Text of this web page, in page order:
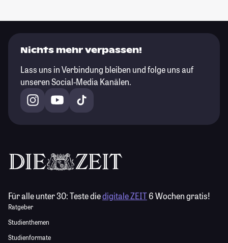
Nichts mehr verpassen!
Lass uns in Verbindung bleiben und folge uns auf
unseren Social-Media Kanälen.
Für alle unter 30:Teste diedigitale ZEIT6 Wochen gratis!
Ratgeber
Studienthemen
Studienformate